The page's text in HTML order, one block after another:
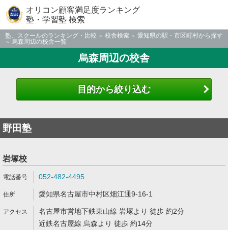
オリコン顧客満足度ランキング
塾・学習塾 検索
塾、スクールのランキング・比較 校舎検索
愛知県の駅・市区町村から探す
烏森周辺の校舎一覧
烏森周辺の校舎
目的から絞り込む
野田塾
岩塚校
052-482-4495
愛知県名古屋市中村区畑江通9-16-1
名古屋市営地下鉄東山線 岩塚より 徒歩 約2分
近鉄名古屋線 烏森より 徒歩 約14分